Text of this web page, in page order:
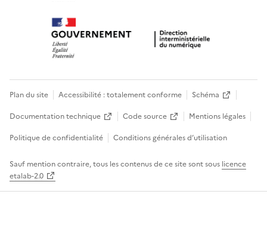
Plan du site Accessibilité : totalement conforme
Schéma
Documentation technique
Code source
Mentions légales
Politique de confidentialité
Conditions générales d’utilisation
Sauf mention contraire, tous les contenus de ce site sont sous licence
etalab-2.0